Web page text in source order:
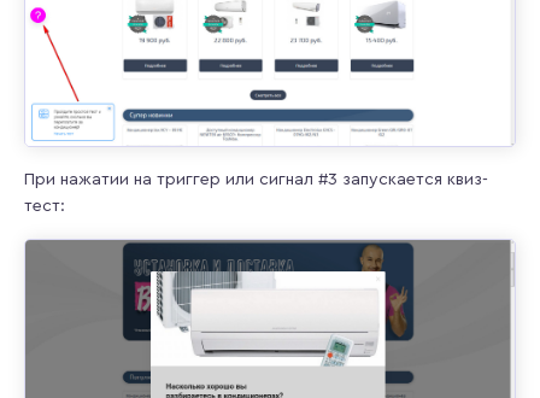
При нажатии на триггер или сигнал #3 запускается квиз-
тест: